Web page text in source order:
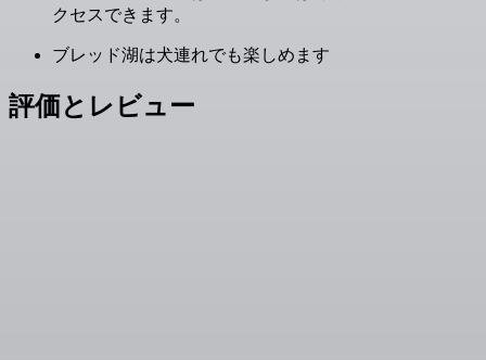
クセスできます。
ブレッド湖は犬連れでも楽しめます
評価とレビュー